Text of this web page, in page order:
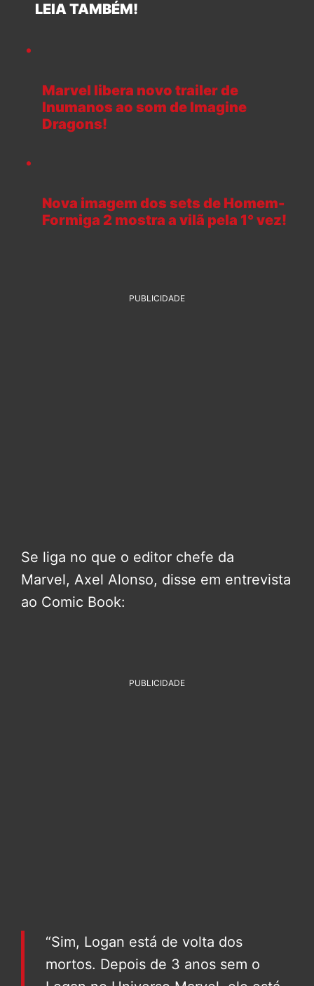
LEIA TAMBÉM!
Marvel libera novo trailer de
Inumanos ao som de Imagine
Dragons!
Nova imagem dos sets de Homem-
Formiga 2 mostra a vilã pela 1° vez!
PUBLICIDADE
Se liga no que o editor chefe da
Marvel, Axel Alonso, disse em entrevista
ao Comic Book:
PUBLICIDADE
“Sim, Logan está de volta dos
mortos. Depois de 3 anos sem o